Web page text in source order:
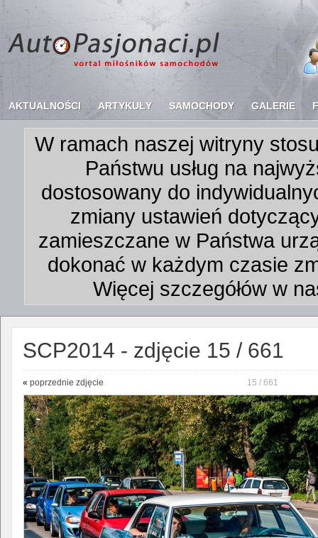
AKTUALNOŚCI ARTYKUŁY SAMOCHODY GALERIE
W ramach naszej witryny
Państwu usług na
dostosowany do
zmiany ustawień
zamieszczane w Państwa
dokonać w każdym czasie
Więcej szczegółów w
SCP2014 - zdjęcie 15 / 661
« poprzednie zdjęcie 15 / 661